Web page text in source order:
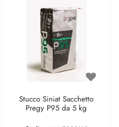
Stucco Siniat Sacchetto
Pregy P95 da 5 kg